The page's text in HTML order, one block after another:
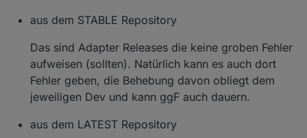
aus dem STABLE Repository
Das sind Adapter Releases die keine groben Fehler
aufweisen (sollten). Natürlich kann es auch dort
Fehler geben, die Behebung davon obliegt dem
jeweiligen Dev und kann ggF auch dauern.
aus dem LATEST Repository